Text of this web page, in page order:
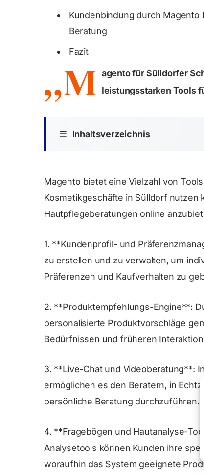
Kundenbindung durch Magento
Beratung
Fazit
„M agento für Sülldorfer
leistungsstarken Tools
☰ Inhaltsverzeichnis
Magento bietet eine Vielzahl von
Kosmetikgeschäfte in Sülldorf nutzen
Hautpflegeberatungen online
1. **Kundenprofil- und
zu erstellen und zu verwalten, um
Präferenzen und Kaufverhalten zu
2. **Produktempfehlungs-Engine**:
personalisierte Produktvorschläge
Bedürfnissen und früheren
3. **Live-Chat und Videoberatung**:
ermöglichen es den Beratern, in
persönliche Beratung durchzuführen.
4. **Fragebögen und Hautanalyse-
Analysetools können Kunden ihre
woraufhin das System geeignete